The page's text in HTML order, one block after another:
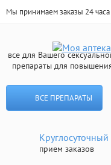
Мы принимаем заказы 24 часа
все для Вашего
препараты для
ВСЕ ПРЕПАРАТЫ
Круглосуточный
прием заказов